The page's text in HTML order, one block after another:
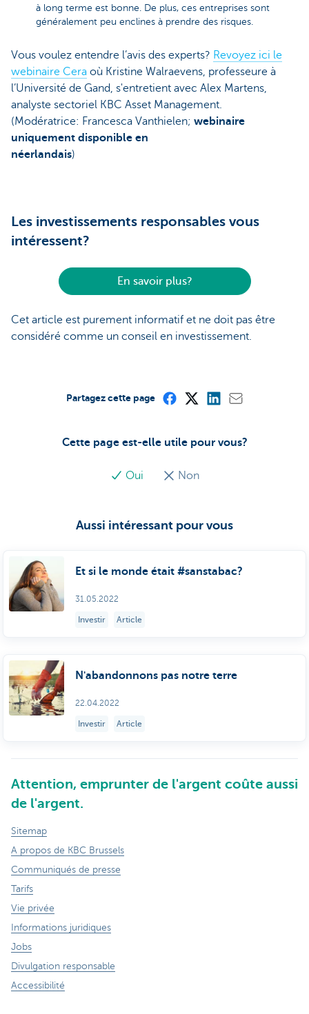
à long terme est bonne. De plus, ces entreprises sont
généralement peu enclines à prendre des risques.
Vous voulez entendre l’avis des experts? Revoyez ici le
webinaire Cera où Kristine Walraevens, professeure à
l’Université de Gand, s'entretient avec Alex Martens,
analyste sectoriel KBC Asset Management.
(Modératrice: Francesca Vanthielen; webinaire
uniquement disponible en
néerlandais)
Les investissements responsables vous
intéressent?
En savoir plus?
Cet article est purement informatif et ne doit pas être
considéré comme un conseil en investissement.
Cette page est-elle utile pour vous?
Oui Non
Partagez cette page
Aussi intéressant pour vous
Et si le monde était #sanstabac?
31.05.2022
Investir Article
N'abandonnons pas notre terre
22.04.2022
Investir Article
Attention, emprunter de l'argent coûte aussi
de l'argent.
Sitemap
A propos de KBC Brussels
Communiqués de presse
Tarifs
Vie privée
Informations juridiques
Jobs
Divulgation responsable
Accessibilité